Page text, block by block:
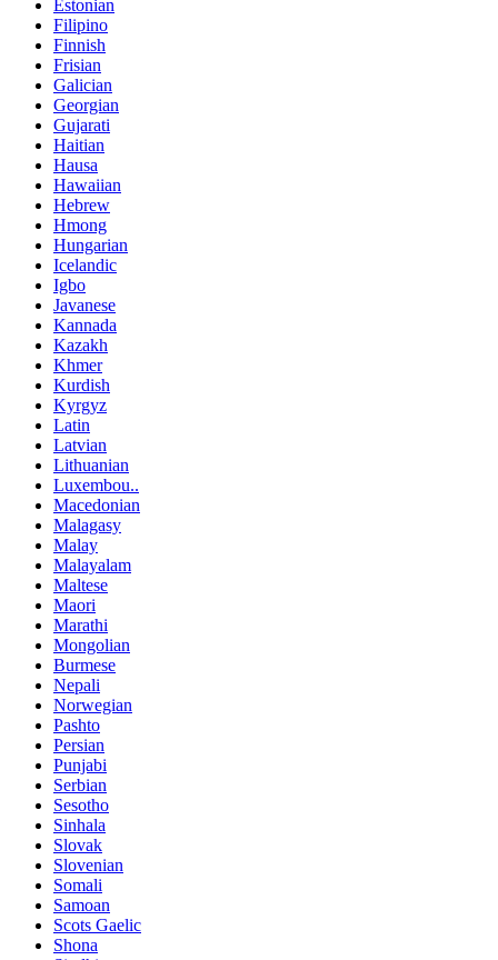
Estonian
Filipino
Finnish
Frisian
Galician
Georgian
Gujarati
Haitian
Hausa
Hawaiian
Hebrew
Hmong
Hungarian
Icelandic
Igbo
Javanese
Kannada
Kazakh
Khmer
Kurdish
Kyrgyz
Latin
Latvian
Lithuanian
Luxembou..
Macedonian
Malagasy
Malay
Malayalam
Maltese
Maori
Marathi
Mongolian
Burmese
Nepali
Norwegian
Pashto
Persian
Punjabi
Serbian
Sesotho
Sinhala
Slovak
Slovenian
Somali
Samoan
Scots Gaelic
Shona